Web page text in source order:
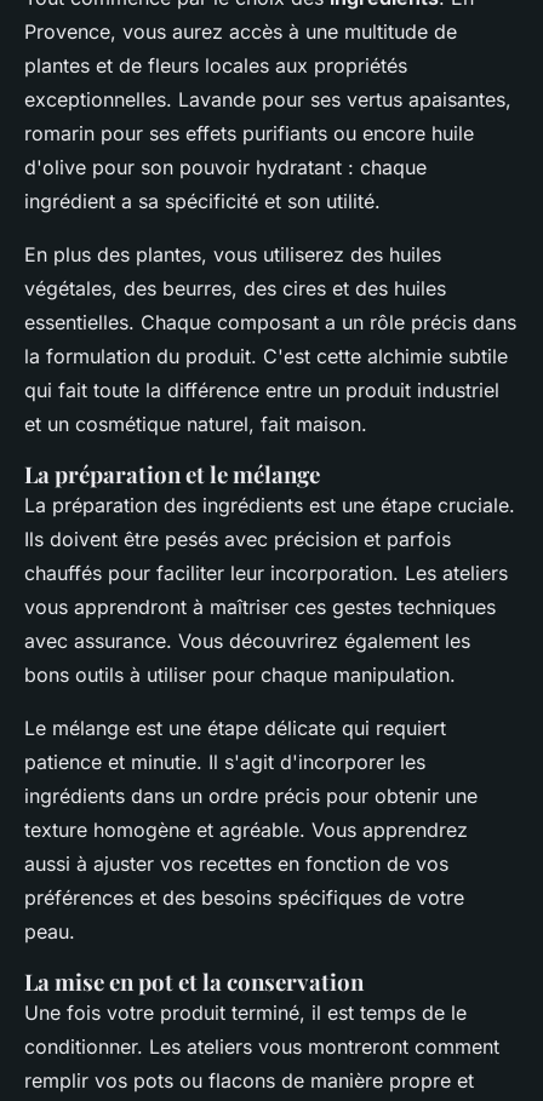
Provence, vous aurez accès à une multitude de
plantes et de fleurs locales aux propriétés
exceptionnelles. Lavande pour ses vertus apaisantes,
romarin pour ses effets purifiants ou encore huile
d'olive pour son pouvoir hydratant : chaque
ingrédient a sa spécificité et son utilité.
En plus des plantes, vous utiliserez des huiles
végétales, des beurres, des cires et des huiles
essentielles. Chaque composant a un rôle précis dans
la formulation du produit. C'est cette alchimie subtile
qui fait toute la différence entre un produit industriel
et un cosmétique naturel, fait maison.
La préparation et le mélange
La préparation des ingrédients est une étape cruciale.
Ils doivent être pesés avec précision et parfois
chauffés pour faciliter leur incorporation. Les ateliers
vous apprendront à maîtriser ces gestes techniques
avec assurance. Vous découvrirez également les
bons outils à utiliser pour chaque manipulation.
Le mélange est une étape délicate qui requiert
patience et minutie. Il s'agit d'incorporer les
ingrédients dans un ordre précis pour obtenir une
texture homogène et agréable. Vous apprendrez
aussi à ajuster vos recettes en fonction de vos
préférences et des besoins spécifiques de votre
peau.
La mise en pot et la conservation
Une fois votre produit terminé, il est temps de le
conditionner. Les ateliers vous montreront comment
remplir vos pots ou flacons de manière propre et